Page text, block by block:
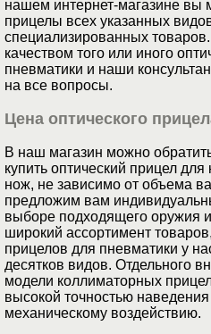
нашем интернет-магазине вы
прицелы всех указанных
специализированных
качеством того или иного
пневматики и наши
на все вопросы.
Цена оптического
В наш магазин можно
купить оптический прицел
нож, не зависимо от объема
предложим вам
выборе подходящего оружия
широкий ассортимент
прицелов для пневматики у
десятков видов. Отдельного
модели коллиматорных
высокой точностью наведения
механическому воздействию.